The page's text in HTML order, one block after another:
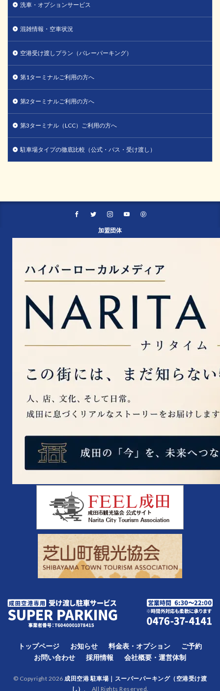
洗車・オプションサービス
混雑情報・空車状況
空港受け渡しプラン（バレーパーキング）
第1ターミナルご利用の方へ
第2ターミナルご利用の方へ
第3ターミナル（LCC）ご利用の方へ
駐車場タイプの徹底比較（公式・バス・受け渡し）
加盟団体
トップページ お知らせ 料金表・オプション
ご予約
お問い合わせ
採用情報 会社概要・運営体制
© Copyright 2026 成田空港 駐車場｜スーパーパーキング（空港受け渡
し）
. All Rights Reserved.